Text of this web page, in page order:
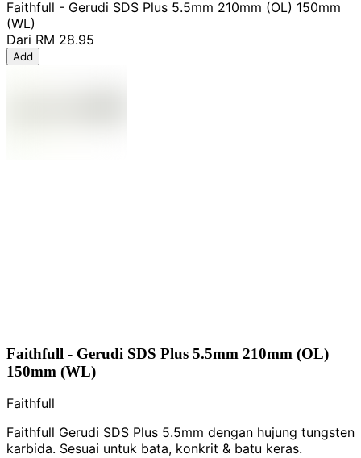
Faithfull - Gerudi SDS Plus 5.5mm 210mm (OL) 150mm
(WL)
Dari RM 28.95
Add
Faithfull - Gerudi SDS Plus 5.5mm 210mm (OL)
150mm (WL)
Faithfull
Faithfull Gerudi SDS Plus 5.5mm dengan hujung tungsten
karbida. Sesuai untuk bata, konkrit & batu keras.